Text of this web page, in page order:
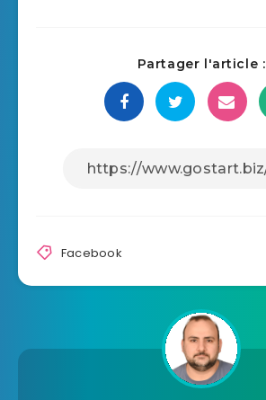
Partager l'article :
Facebook